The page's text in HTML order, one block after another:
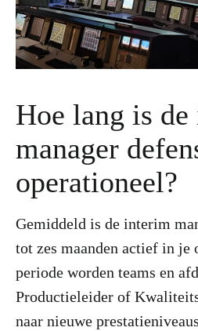
Hoe lang is
manager
operationeel?
Gemiddeld is de interim
tot zes maanden actief in je
periode worden teams en
Productieleider of
naar nieuwe